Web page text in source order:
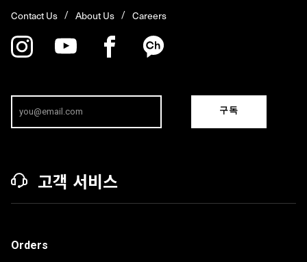
Contact Us About Us Careers
구독
고객 서비스
Orders